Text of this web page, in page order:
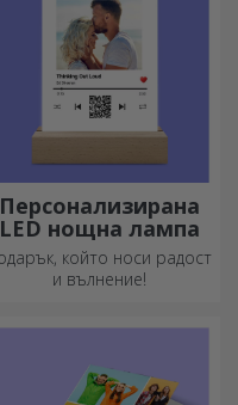
Персонализирана
LED нощна лампа
който носи радост
и вълнение!